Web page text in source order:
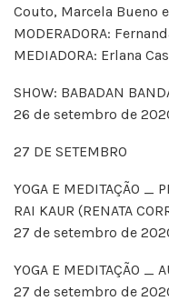
Couto, Marcela Bueno
MODERADORA:
MEDIADORA: Erlana
SHOW: BABADAN
26 de setembro de
27 DE SETEMBRO
YOGA E MEDITAÇÃO _
RAI KAUR (RENATA
27 de setembro de
YOGA E MEDITAÇÃO _
27 de setembro de